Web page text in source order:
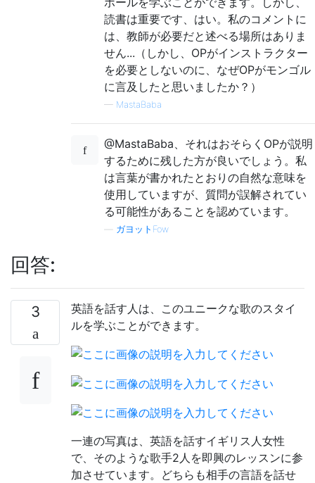
読書は重要です、はい。私のコメントに
は、教師が必要だと述べる場所はありま
せん...（しかし、OPがインストラクター
を必要としないのに、なぜOPがモンゴル
に言及したと思いましたか？）
— MastaBaba
@MastaBaba、それはおそらくOPが説明
するために残した方が良いでしょう。私
は言葉が書かれたとおりの自然な意味を
使用していますが、質問が誤解されてい
る可能性があることを認めています。
ガヨットFow
回答:
3
英語を話す人は、このユニークな歌のスタイ
ルを学ぶことができます。
一連の写真は、英語を話すイギリス人女性
で、そのような歌手2人を即興のレッスンに参
加させています。どちらも相手の言語を話せ